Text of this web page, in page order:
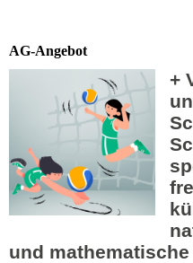
AG-Angebot
+
und